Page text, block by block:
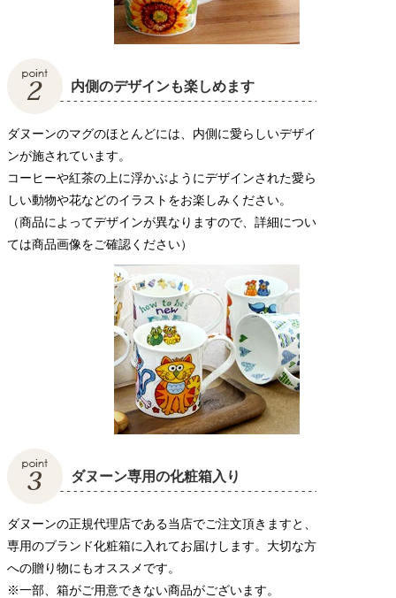
内側のデザインも楽しめます
ダヌーンのマグのほとんどには、内側に愛らしいデザイ
ンが施されています。
コーヒーや紅茶の上に浮かぶようにデザインされた愛ら
しい動物や花などのイラストをお楽しみください。
（商品によってデザインが異なりますので、詳細につい
ては商品画像をご確認ください）
ダヌーン専用の化粧箱入り
ダヌーンの正規代理店である当店でご注文頂きますと、
専用のブランド化粧箱に入れてお届けします。大切な方
への贈り物にもオススメです。
※一部、箱がご用意できない商品がございます。